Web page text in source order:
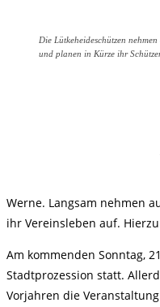
Die Lütkeheideschützen
und planen in Kürze ihr
Werne. Langsam nehmen
ihr Vereinsleben auf.
Am kommenden Sonntag,
Stadtprozession statt.
Vorjahren die